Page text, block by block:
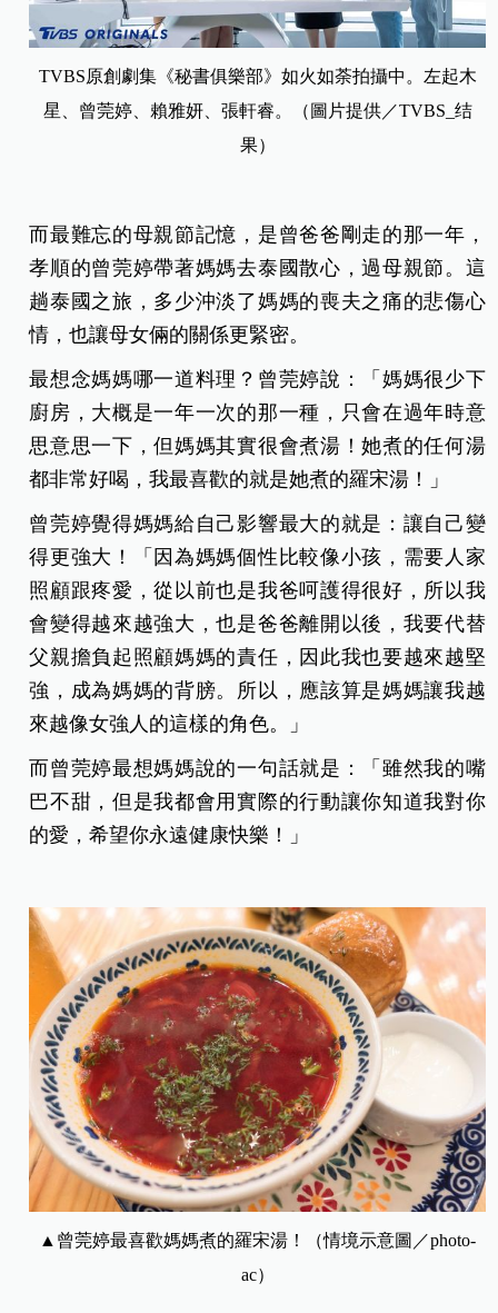
TVBS原創劇集《秘書俱樂部》如火如荼拍攝中。左起木
星、曾莞婷、賴雅妍、張軒睿。（圖片提供／TVBS_结
果）
而最難忘的母親節記憶，是曾爸爸剛走的那一年，
孝順的曾莞婷帶著媽媽去泰國散心，過母親節。這
趟泰國之旅，多少沖淡了媽媽的喪夫之痛的悲傷心
情，也讓母女倆的關係更緊密。
最想念媽媽哪一道料理？ 曾莞婷說 ：「媽媽很少下
廚房，大概是一年一次的那一種，只會在過年時意
思意思一下，但媽媽其實很會煮湯！她煮的任何湯
都非常好喝，我最喜歡的就是她煮的羅宋湯！」
曾莞婷覺得媽媽給自己影響最大的就是：讓自己變
得更強大！「因為媽媽個性比較像小孩，需要人家
照顧跟疼愛，從以前也是我爸呵護得很好，所以我
會變得越來越強大，也是爸爸離開以後，我要代替
父親擔負起照顧媽媽的責任，因此我也要越來越堅
強，成為媽媽的背膀。所以，應該算是媽媽讓我越
來越像女強人的這樣的角色。」
而曾莞婷最想媽媽說的一句話就是：「雖然我的嘴
巴不甜，但是我都會用實際的行動讓你知道我對你
的愛，希望你永遠健康快樂！」
▲ 曾莞婷最喜歡媽媽煮的羅宋湯！（情境示意圖／photo-
ac）